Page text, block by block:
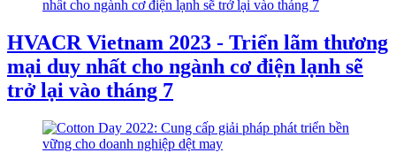
HVACR Vietnam 2023 - Triển lãm thương
mại duy nhất cho ngành cơ điện lạnh sẽ
trở lại vào tháng 7